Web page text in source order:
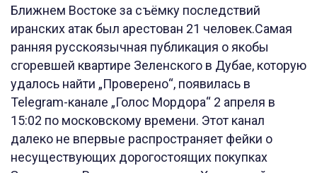
Ближнем Востоке за съёмку последствий
иранских атак был арестован 21 человек.Самая
ранняя русскоязычная публикация о якобы
сгоревшей квартире Зеленского в Дубае, которую
удалось найти „Проверено“, появилась в
Telegram-канале „Голос Мордора“ 2 апреля в
15:02 по московскому времени. Этот канал
далеко не впервые распространяет фейки о
несуществующих дорогостоящих покупках